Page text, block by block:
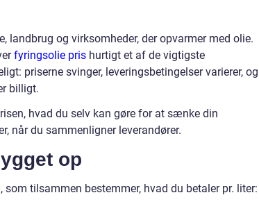
landbrug og virksomheder, der opvarmer med olie.
fyringsolie pris hurtigt et af de vigtigste
priserne svinger, leveringsbetingelser varierer, og
billigt.
hvad du selv kan gøre for at sænke din
når du sammenligner leverandører.
op
tilsammen bestemmer, hvad du betaler pr. liter: